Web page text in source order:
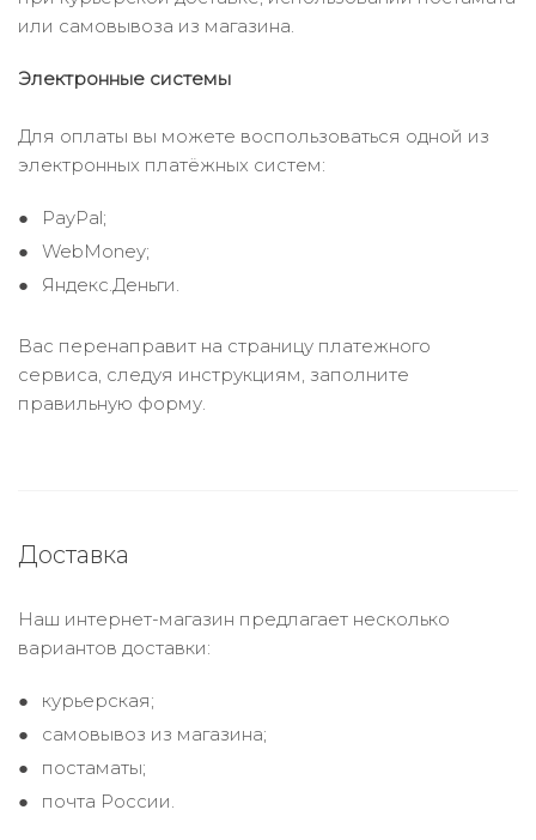
или самовывоза из магазина.
Электронные системы
Для оплаты вы можете воспользоваться одной из
электронных платёжных систем:
PayPal;
WebMoney;
Яндекс.Деньги.
Вас перенаправит на страницу платежного
сервиса, следуя инструкциям, заполните
правильную форму.
Доставка
Наш интернет-магазин предлагает несколько
вариантов доставки:
курьерская;
самовывоз из магазина;
постаматы;
почта России.